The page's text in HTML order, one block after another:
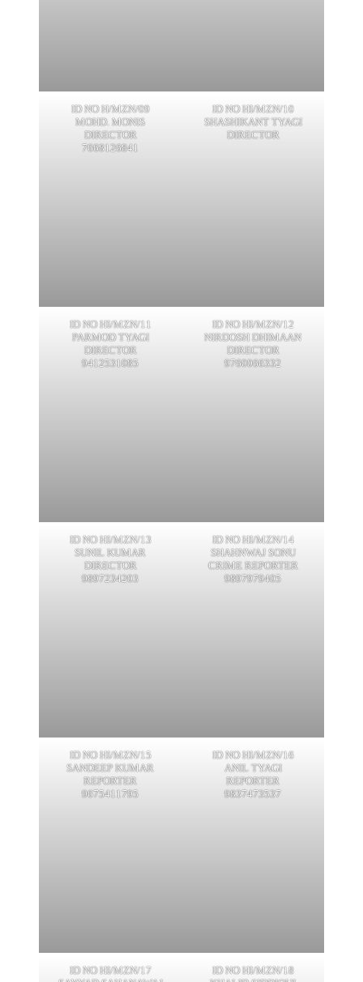
ID NO H/MZN/09
MOHD. MONIS
DIRECTOR
7668126841
ID NO HI/MZN/10
SHASHIKANT TYAGI
DIRECTOR
ID NO HI/MZN/11
PARMOD TYAGI
DIRECTOR
9412531085
ID NO HI/MZN/12
NIRDOSH DHIMAAN
DIRECTOR
9760066332
ID NO HI/MZN/13
SUNIL KUMAR
DIRECTOR
9897234203
ID NO HI/MZN/14
SHAHNWAJ SONU
CRIME REPORTER
9897979405
ID NO HI/MZN/15
SANDEEP KUMAR
REPORTER
9675411795
ID NO HI/MZN/16
ANIL TYAGI
REPORTER
9837473537
ID NO HI/MZN/17
ID NO HI/MZN/18